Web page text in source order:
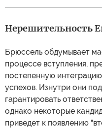
Нерешительность
Брюссель обдумывает
процессе вступления,
постепенную
успехов. Изнутри они
гарантировать
однако некоторые
приведет к появлению